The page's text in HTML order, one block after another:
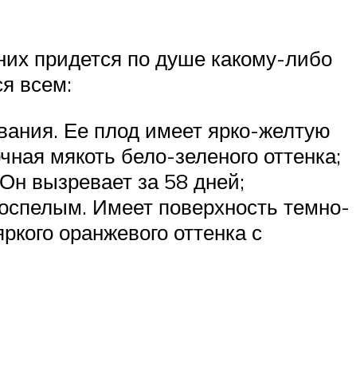
придется по душе какому-либо
всем:
Ее плод имеет ярко-желтую
мякоть бело-зеленого оттенка;
вызревает за 58 дней;
Имеет поверхность темно-
оранжевого оттенка с